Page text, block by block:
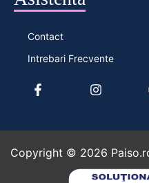
Contact
Intrebari Frecvente
Copyright © 2026